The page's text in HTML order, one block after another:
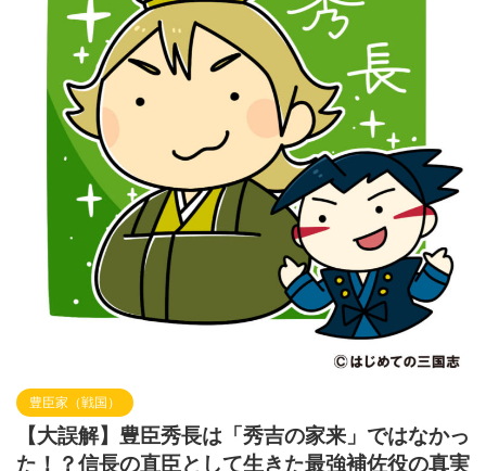
豊臣家（戦国）
【大誤解】豊臣秀長は「秀吉の家来」ではなかっ
た！？信長の直臣として生きた最強補佐役の真実